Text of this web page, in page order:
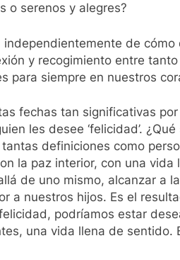
o serenos y alegres?
de
y recogimiento entre
para siempre en nuestros
fechas tan significativas
les desee ‘felicidad’.
definiciones como
la paz interior, con una
de uno mismo, alcanzar a
a nuestros hijos. Es el
podríamos estar
una vida llena de sentido.